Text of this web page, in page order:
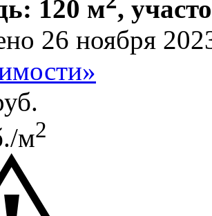
120 м ,
26 ноября
м2